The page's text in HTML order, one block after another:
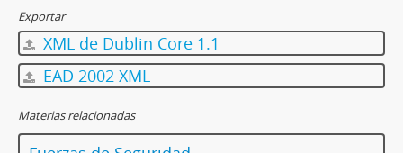
Exportar
XML de Dublin Core 1.1
EAD 2002 XML
Materias relacionadas